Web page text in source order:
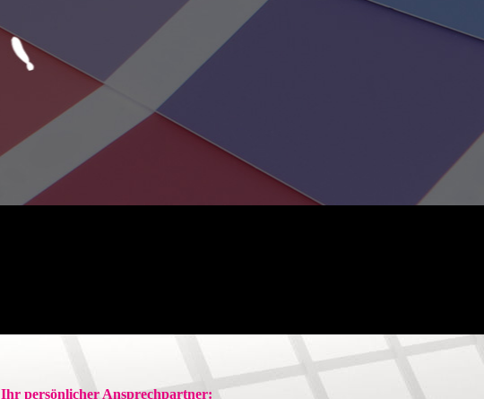
Ihr persönlicher Ansprechpartner: